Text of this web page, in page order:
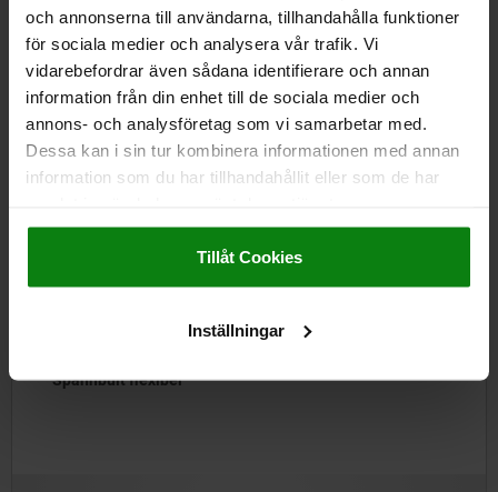
och annonserna till användarna, tillhandahålla funktioner
för sociala medier och analysera vår trafik. Vi
vidarebefordrar även sådana identifierare och annan
information från din enhet till de sociala medier och
annons- och analysföretag som vi samarbetar med.
Dessa kan i sin tur kombinera informationen med annan
information som du har tillhandahållit eller som de har
Impressum|Dataskydd|AGB
Tillåt Cookies
Inställningar
NEDLADDNINGAR
Andra kunder köpte också
Svängspännare mini med